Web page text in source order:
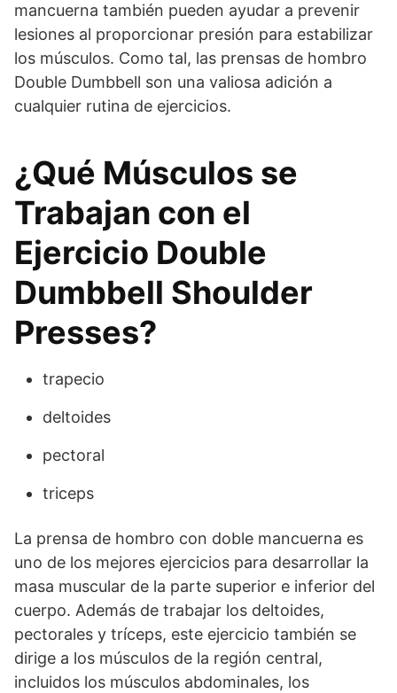
mancuerna también pueden ayudar a prevenir
lesiones al proporcionar presión para estabilizar
los músculos. Como tal, las prensas de hombro
Double Dumbbell son una valiosa adición a
cualquier rutina de ejercicios.
¿Qué Músculos se
Trabajan con el
Ejercicio Double
Dumbbell Shoulder
Presses?
trapecio
deltoides
pectoral
triceps
La prensa de hombro con doble mancuerna es
uno de los mejores ejercicios para desarrollar la
masa muscular de la parte superior e inferior del
cuerpo. Además de trabajar los deltoides,
pectorales y tríceps, este ejercicio también se
dirige a los músculos de la región central,
incluidos los músculos abdominales, los